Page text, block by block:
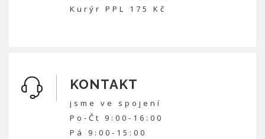
Kurýr PPL 175 Kč
KONTAKT
jsme ve spojení
Po-Čt 9:00-16:00
Pá 9:00-15:00